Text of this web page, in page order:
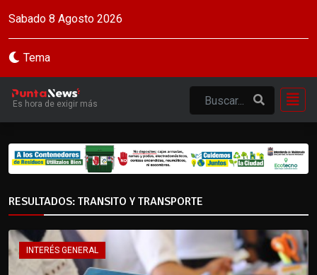
Sabado 8 Agosto 2026
Tema
Es hora de exigir más
RESULTADOS: TRANSITO Y TRANSPORTE
INTERÉS GENERAL